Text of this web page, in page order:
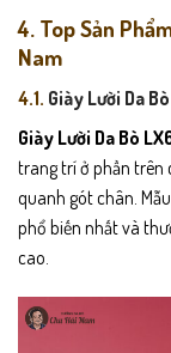
4. Top Sản
Nam
4.1. Giày Lười Da
Giày Lười Da Bò
trang trí ở phần trên
quanh gót chân.
phổ biến nhất và
cao.